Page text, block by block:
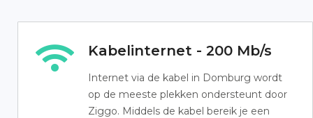
Kabelinternet - 200 Mb/s
Internet via de kabel in Domburg wordt
op de meeste plekken ondersteunt door
Ziggo. Middels de kabel bereik je een